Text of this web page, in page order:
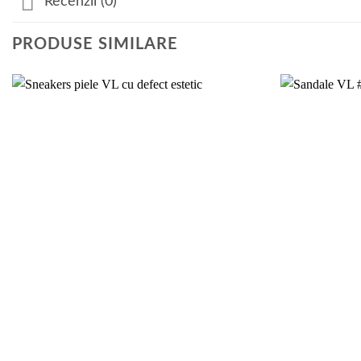
PRODUSE SIMILARE